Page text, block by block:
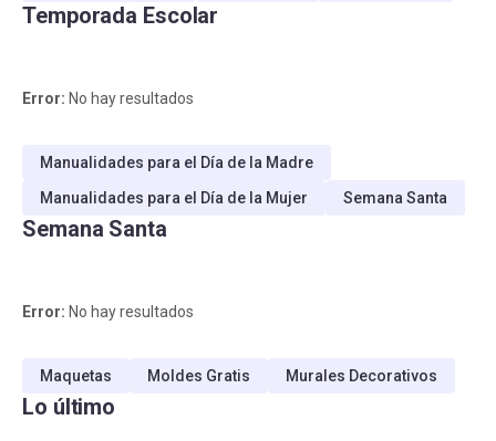
Temporada Escolar
Error: No hay resultados
Manualidades para el Día de la Madre
Manualidades para el Día de la Mujer
Semana Santa
Semana Santa
Error: No hay resultados
Maquetas Moldes Gratis Murales Decorativos
Lo último